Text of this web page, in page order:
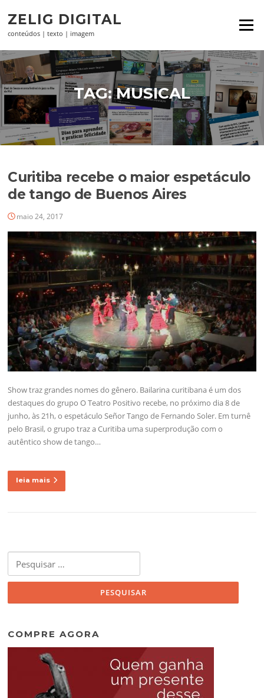
paraZELIG DIGITAL
conteúdos | texto | imagem
Menu
TAG:MUSICAL
Curitiba recebe o maior espetáculo
de tango de Buenos Aires
maio 24, 2017
Show traz grandes nomes do gênero. Bailarina curitibana é um dos
destaques do grupo O Teatro Positivo recebe, no próximo dia 8 de
junho, às 21h, o espetáculo Señor Tango de Fernando Soler. Em turnê
pelo Brasil, o grupo traz a Curitiba uma superprodução com o
autêntico show de tango…
leia mais
por:
COMPRE AGORA